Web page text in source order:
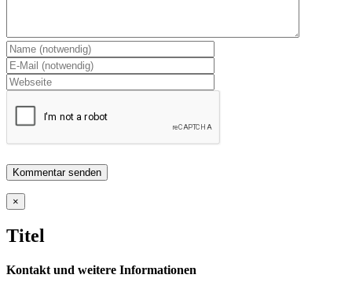
Close
product
view
×
Titel
Kontakt und weitere Informationen